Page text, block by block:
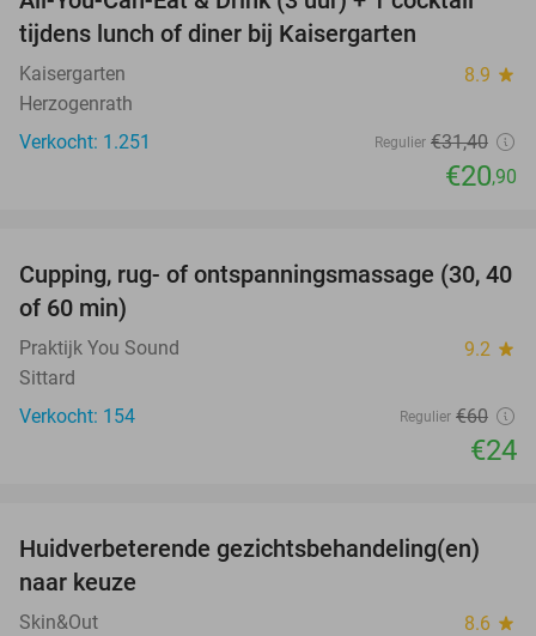
33%
tijdens lunch of diner bij Kaisergarten
Kaisergarten 8.9 star
Herzogenrath
Verkocht: 1.251
Regulier €31,40
€20,90
60%
Cupping, rug- of ontspanningsmassage (30, 40
of 60 min)
Praktijk You Sound 9.2 star
Sittard
Verkocht: 154
Regulier €60
€24
50%
Huidverbeterende gezichtsbehandeling(en)
naar keuze
Skin&Out 8.6 star